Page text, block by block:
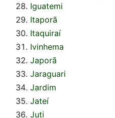
Iguatemi
Itaporã
Itaquiraí
Ivinhema
Japorã
Jaraguari
Jardim
Jateí
Juti